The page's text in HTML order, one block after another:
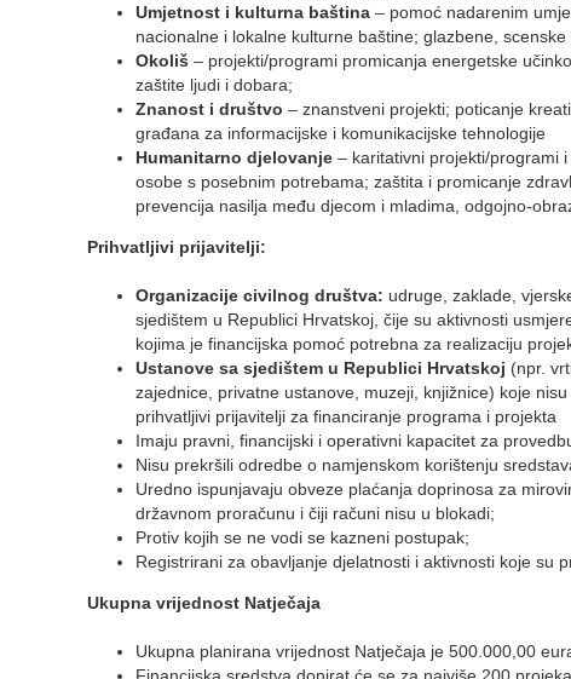
Umjetnost i kulturna baština – pomoć nadarenim
nacionalne i lokalne kulturne baštine; glazbene,
Okoliš – projekti/programi promicanja energetske
zaštite ljudi i dobara;
Znanost i društvo – znanstveni projekti; poticanje
građana za informacijske i komunikacijske tehnologije
Humanitarno djelovanje – karitativni projekti/programi
osobe s posebnim potrebama; zaštita i promicanje
prevencija nasilja među djecom i mladima, odgojno-
Prihvatljivi prijavitelji:
Organizacije civilnog društva: udruge, zaklade,
sjedištem u Republici Hrvatskoj, čije su aktivnosti
kojima je financijska pomoć potrebna za realizaciju
Ustanove sa sjedištem u Republici Hrvatskoj (npr.
zajednice, privatne ustanove, muzeji, knjižnice) koje
prihvatljivi prijavitelji za financiranje programa i projekta
Imaju pravni, financijski i operativni kapacitet za
Nisu prekršili odredbe o namjenskom korištenju
Uredno ispunjavaju obveze plaćanja doprinosa za
državnom proračunu i čiji računi nisu u blokadi;
Protiv kojih se ne vodi se kazneni postupak;
Registrirani za obavljanje djelatnosti i aktivnosti koje su
Ukupna vrijednost Natječaja
Ukupna planirana vrijednost Natječaja je 500.000,00